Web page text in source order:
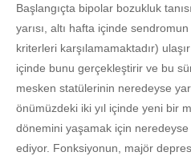
Başlangıçta bipolar bozukluk
yarısı, altı hafta içinde
kriterleri karşılamamaktadır)
içinde bunu gerçekleştirir ve bu
mesken statülerinin neredeyse
önümüzdeki iki yıl içinde yeni bir
dönemini yaşamak için neredeyse
ediyor. Fonksiyonun, majör